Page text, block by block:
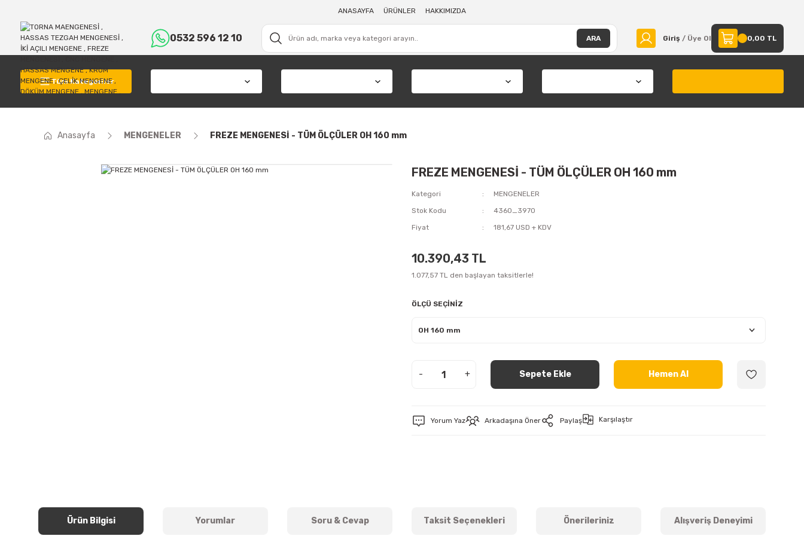
ANASAYFA ÜRÜNLER HAKKIMIZDA
0532 596 12 10 ARA Giriş / Üye Ol 0,00 TL
Tüm Kategoriler
Anasayfa MENGENELER FREZE MENGENESİ - TÜM ÖLÇÜLER OH 160 mm
FREZE MENGENESİ - TÜM ÖLÇÜLER OH 160 mm
Kategori
MENGENELER
Stok Kodu
4360_3970
Fiyat
181,67 USD + KDV
10.390,43 TL
1.077,57 TL den başlayan taksitlerle!
ÖLÇÜ SEÇİNİZ
- + Sepete Ekle Hemen Al
Yorum Yaz Arkadaşına Öner Paylaş Karşılaştır
Ürün Bilgisi Yorumlar Soru & Cevap Taksit Seçenekleri Önerileriniz Alışveriş Deneyimi